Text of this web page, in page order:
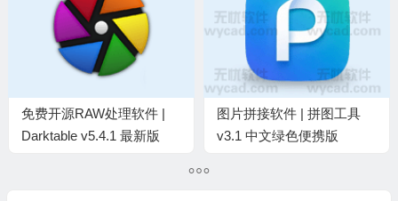
免费开源RAW处理软件 |
Darktable v5.4.1 最新版
图片拼接软件 | 拼图工具
v3.1 中文绿色便携版